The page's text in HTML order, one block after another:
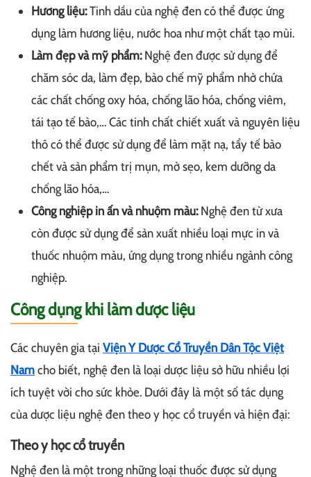
Hương liệu:Tinh dầu của nghệ đen có thể được ứng
dụng làm hương liệu, nước hoa như một chất tạo mùi.
Làm đẹp và mỹ phẩm:Nghệ đen được sử dụng để
chăm sóc da, làm đẹp, bào chế mỹ phẩm nhờ chứa
các chất chống oxy hóa, chống lão hóa, chống viêm,
tái tạo tế bào,… Các tinh chất chiết xuất và nguyên liệu
thô có thể được sử dụng để làm mặt nạ, tẩy tế bào
chết và sản phẩm trị mụn, mờ sẹo, kem dưỡng da
chống lão hóa,…
Công nghiệp in ấn và nhuộm màu:Nghệ đen từ xưa
còn được sử dụng để sản xuất nhiều loại mực in và
thuốc nhuộm màu, ứng dụng trong nhiều ngành công
nghiệp.
Công dụng khi làm dược liệu
Các chuyên gia tại Viện Y Dược Cổ Truyền Dân Tộc Việt
Namcho biết, nghệ đen là loại dược liệu sở hữu nhiều lợi
ích tuyệt vời cho sức khỏe. Dưới đây là một số tác dụng
của dược liệu nghệ đen theo y học cổ truyền và hiện đại:
Theo y học cổ truyền
Nghệ đen là một trong những loại thuốc được sử dụng